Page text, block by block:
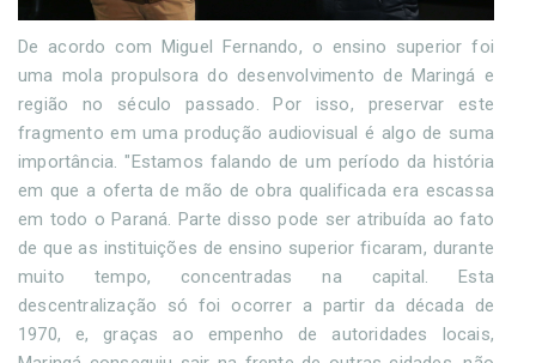
De acordo com Miguel Fernando, o ensino superior foi
uma mola propulsora do desenvolvimento de Maringá e
região no século passado. Por isso, preservar este
fragmento em uma produção audiovisual é algo de suma
importância. "Estamos falando de um período da história
em que a oferta de mão de obra qualificada era escassa
em todo o Paraná. Parte disso pode ser atribuída ao fato
de que as instituições de ensino superior ficaram, durante
muito tempo, concentradas na capital. Esta
descentralização só foi ocorrer a partir da década de
1970, e, graças ao empenho de autoridades locais,